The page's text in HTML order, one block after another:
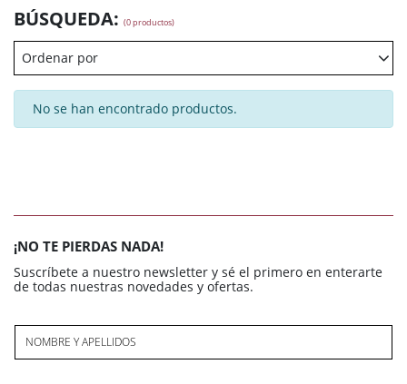
BÚSQUEDA: (0 productos)
Ordenar por
No se han encontrado productos.
¡NO TE PIERDAS NADA!
Suscríbete a nuestro newsletter y sé el primero en enterarte
de todas nuestras novedades y ofertas.
NOMBRE Y APELLIDOS